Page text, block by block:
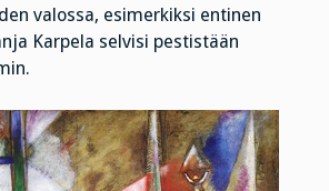
valossa, esimerkiksi entinen
Karpela selvisi pestistään